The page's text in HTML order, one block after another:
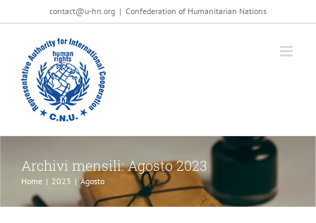
al
contenuto
contact@u-hn.org | Confederation of Humanitarian Nations
Archivi mensili:Agosto 2023
Home | 2023 | Agosto
OMS e la tutela delle Nazioni
News